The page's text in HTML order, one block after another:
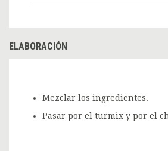
ELABORACIÓN
Mezclar los ingredientes.
Pasar por el turmix y por el